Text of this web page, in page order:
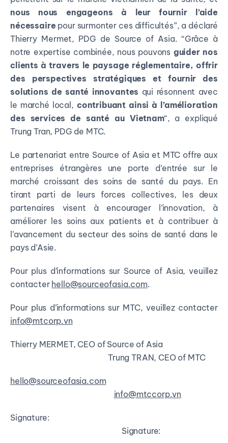
nous nous engageons à leur fournir l’aide
nécessaire pour surmonter ces difficultés”, a déclaré
Thierry Mermet, PDG de Source of Asia. “Grâce à
notre expertise combinée, nous pouvons guider nos
clients à travers le paysage réglementaire, offrir
des perspectives stratégiques et fournir des
solutions de santé innovantes qui résonnent avec
le marché local, contribuant ainsi à l’amélioration
des services de santé au Vietnam“, a expliqué
Trung Tran, PDG de MTC.
Le partenariat entre Source of Asia et MTC offre aux
entreprises étrangères une porte d’entrée sur le
marché croissant des soins de santé du pays. En
tirant parti de leurs forces collectives, les deux
partenaires visent à encourager l’innovation, à
améliorer les soins aux patients et à contribuer à
l’avancement du secteur des soins de santé dans le
pays d’Asie.
Pour plus d’informations sur Source of Asia, veuillez
contacter hello@sourceofasia.com.
Pour plus d’informations sur MTC, veuillez contacter
info@mtcorp.vn
Thierry MERMET, CEO of Source of Asia
Trung TRAN, CEO of MTC
hello@sourceofasia.com
info@mtccorp.vn
Signature:
Signature: